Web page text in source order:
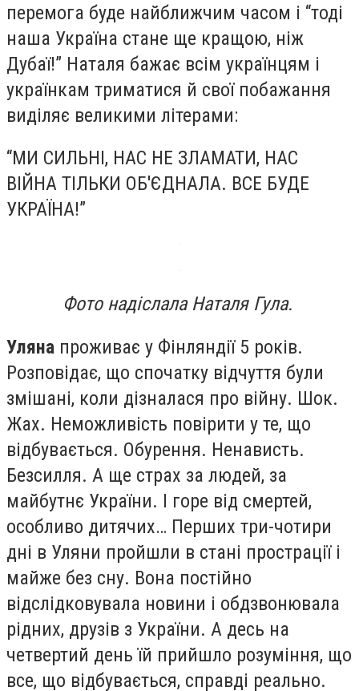
перемога буде найближчим часом і “тоді
наша Україна стане ще кращою, ніж
Дубаї!” Наталя бажає всім українцям і
українкам триматися й свої побажання
виділяє великими літерами:
“МИ СИЛЬНІ, НАС НЕ ЗЛАМАТИ, НАС
ВІЙНА ТІЛЬКИ ОБ'ЄДНАЛА. ВСЕ БУДЕ
УКРАЇНА!”
Фото надіслала Наталя Гула.
Уляна проживає у Фінляндії 5 років.
Розповідає, що спочатку відчуття були
змішані, коли дізналася про війну. Шок.
Жах. Неможливість повірити у те, що
відбувається. Обурення. Ненависть.
Безсилля. А ще страх за людей, за
майбутнє України. І горе від смертей,
особливо дитячих… Перших три-чотири
дні в Уляни пройшли в стані прострації і
майже без сну. Вона постійно
відслідковувала новини і обдзвонювала
рідних, друзів з України. А десь на
четвертий день їй прийшло розуміння, що
все, що відбувається, справді реально.